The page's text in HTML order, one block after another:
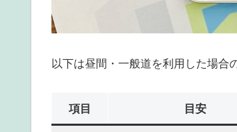
以下は昼間・一般道を利用した場合
項目 目安